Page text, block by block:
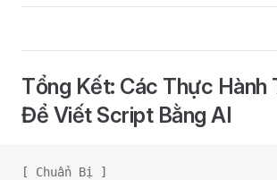
Tổng Kết: Các Thực Hành
Để Viết Script Bằng AI
[ Chuẩn Bị ]